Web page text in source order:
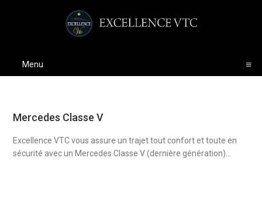
Menu
Mercedes Classe V
Excellence VTC vous assure un trajet tout confort et toute en
sécurité avec un Mercedes Classe V (dernière génération)...